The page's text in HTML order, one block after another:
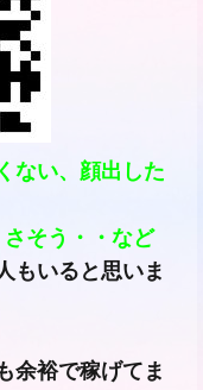
ない、顔出した
そう・・など
もいると思いま
余裕で稼げてま